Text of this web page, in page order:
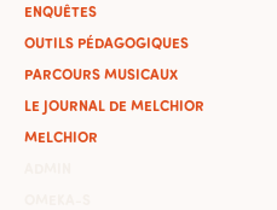
ENQUÊTES
OUTILS PÉDAGOGIQUES
PARCOURS MUSICAUX
LE JOURNAL DE MELCHIOR
MELCHIOR